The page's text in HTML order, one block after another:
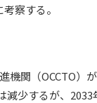
察する。
関（OCCTO）
少するが、